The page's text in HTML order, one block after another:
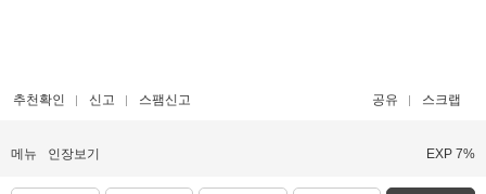
추천확인 신고 스팸신고 공유 스크랩
메뉴 인장보기 EXP 7%